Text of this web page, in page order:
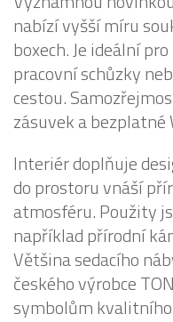
nabízí vyšší míru
boxech. Je ideální
pracovní schůzky
cestou.
zásuvek a
Interiér doplňuje
do prostoru vnáší
atmosféru. Použity
například přírodní
Většina sedacího
českého výrobce
symbolům